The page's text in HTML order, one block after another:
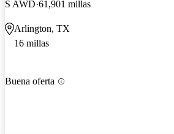
S AWD 61,901 millas
Arlington, TX
16 millas
Buena oferta